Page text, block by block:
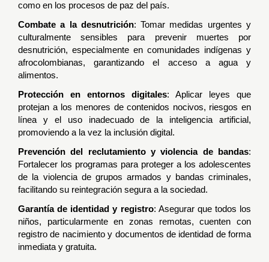
como en los procesos de paz del país.
Combate a la desnutrición: Tomar medidas urgentes y
culturalmente sensibles para prevenir muertes por
desnutrición, especialmente en comunidades indígenas y
afrocolombianas, garantizando el acceso a agua y
alimentos.
Protección en entornos digitales: Aplicar leyes que
protejan a los menores de contenidos nocivos, riesgos en
línea y el uso inadecuado de la inteligencia artificial,
promoviendo a la vez la inclusión digital.
Prevención del reclutamiento y violencia de bandas:
Fortalecer los programas para proteger a los adolescentes
de la violencia de grupos armados y bandas criminales,
facilitando su reintegración segura a la sociedad.
Garantía de identidad y registro: Asegurar que todos los
niños, particularmente en zonas remotas, cuenten con
registro de nacimiento y documentos de identidad de forma
inmediata y gratuita.